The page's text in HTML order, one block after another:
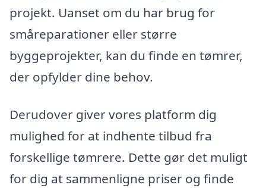
projekt. Uanset om du har brug for
småreparationer eller større
byggeprojekter, kan du finde en tømrer,
der opfylder dine behov.
Derudover giver vores platform dig
mulighed for at indhente tilbud fra
forskellige tømrere. Dette gør det muligt
for dig at sammenligne priser og finde